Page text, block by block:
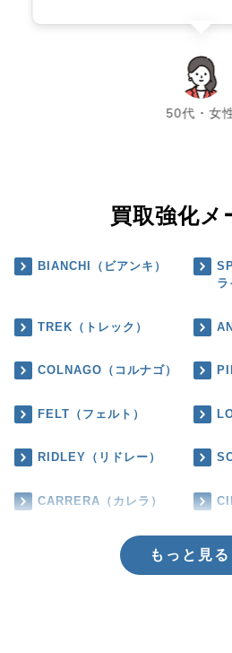
50代・女
chevron_left chevron_right
買取強化メ
BIANCHI（ビアンキ）
ラ
TREK（トレック）
COLNAGO（コルナゴ）
FELT（フェルト）
RIDLEY（リドレー）
CARRERA（カレラ）
もっと見る